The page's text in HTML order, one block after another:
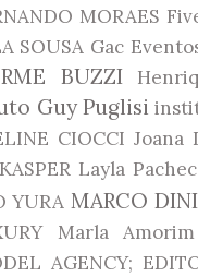
MORAES
SOUSA Gac
BUZZI
Guy Puglisi
CIOCCI Joana
Layla
YURA MARCO
Marla Amorim
AGENCY;